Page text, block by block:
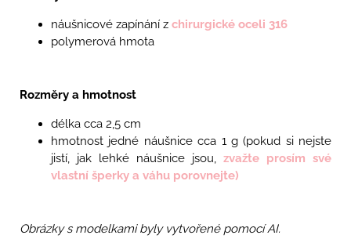
náušnicové zapínání z chirurgické oceli 316
polymerová hmota
Rozměry a hmotnost
délka cca 2,5 cm
hmotnost jedné náušnice cca 1 g(pokud si nejste
jistí, jak lehké náušnice jsou, zvažte prosím své
vlastní šperky a váhu porovnejte)
Obrázky s modelkami byly vytvořené pomocí AI.